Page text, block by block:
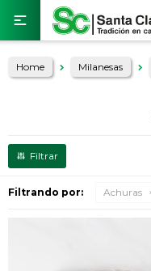

Home Milanesas
Filtrando por: Achuras